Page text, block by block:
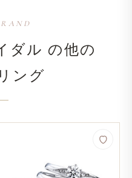
ダル の​他の​
ング